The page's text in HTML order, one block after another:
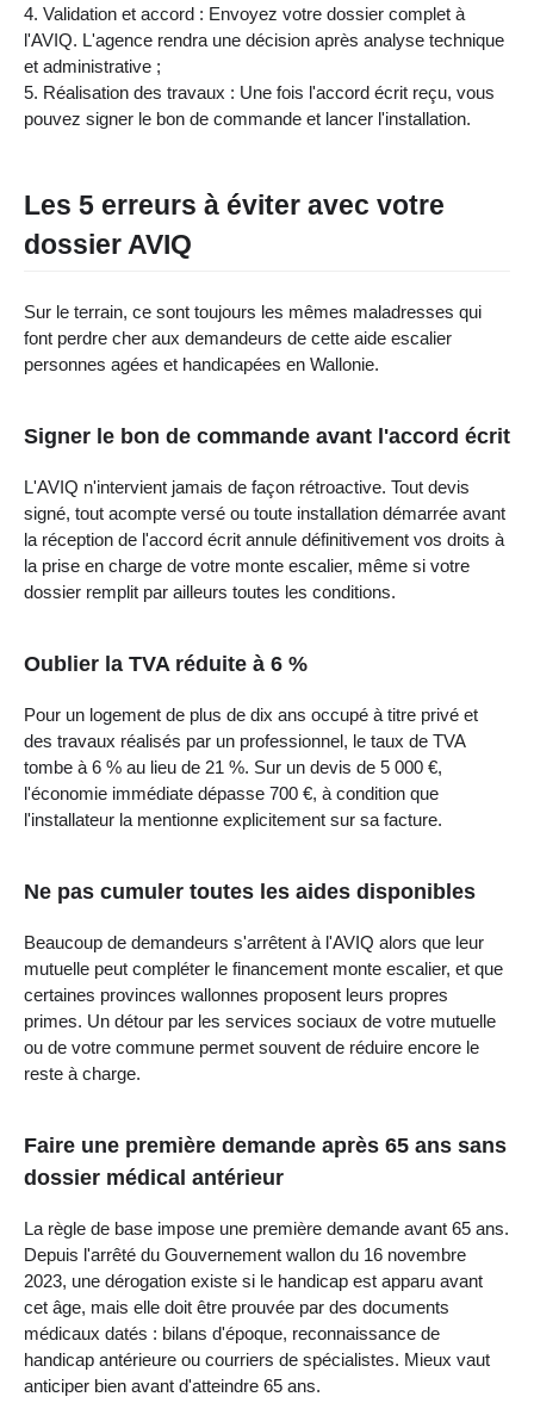
Validation et accord : Envoyez votre dossier complet à
l'AVIQ. L'agence rendra une décision après analyse technique
et administrative ;
Réalisation des travaux : Une fois l'accord écrit reçu, vous
pouvez signer le bon de commande et lancer l'installation.
Les 5 erreurs à éviter avec votre
dossier AVIQ
Sur le terrain, ce sont toujours les mêmes maladresses qui
font perdre cher aux demandeurs de cette aide escalier
personnes agées et handicapées en Wallonie.
Signer le bon de commande avant l'accord écrit
L'AVIQ n'intervient jamais de façon rétroactive. Tout devis
signé, tout acompte versé ou toute installation démarrée avant
la réception de l'accord écrit annule définitivement vos droits à
la prise en charge de votre monte escalier, même si votre
dossier remplit par ailleurs toutes les conditions.
Oublier la TVA réduite à 6 %
Pour un logement de plus de dix ans occupé à titre privé et
des travaux réalisés par un professionnel, le taux de TVA
tombe à 6 % au lieu de 21 %. Sur un devis de 5 000 €,
l'économie immédiate dépasse 700 €, à condition que
l'installateur la mentionne explicitement sur sa facture.
Ne pas cumuler toutes les aides disponibles
Beaucoup de demandeurs s'arrêtent à l'AVIQ alors que leur
mutuelle peut compléter le financement monte escalier, et que
certaines provinces wallonnes proposent leurs propres
primes. Un détour par les services sociaux de votre mutuelle
ou de votre commune permet souvent de réduire encore le
reste à charge.
Faire une première demande après 65 ans sans
dossier médical antérieur
La règle de base impose une première demande avant 65 ans.
Depuis l'arrêté du Gouvernement wallon du 16 novembre
2023, une dérogation existe si le handicap est apparu avant
cet âge, mais elle doit être prouvée par des documents
médicaux datés : bilans d'époque, reconnaissance de
handicap antérieure ou courriers de spécialistes. Mieux vaut
anticiper bien avant d'atteindre 65 ans.